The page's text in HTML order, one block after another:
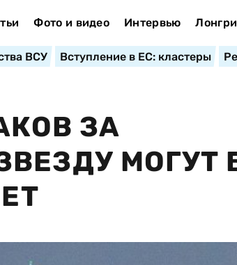
Фото и видео Интервью
ВСУ Вступление в ЕС: кластеры
ЗА
МОГУТ